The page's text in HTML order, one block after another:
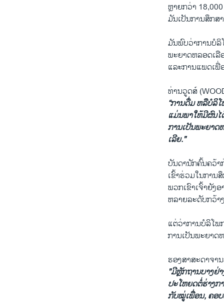
ຫຼາຍກວ່າ
ມັນເປັນການສຶກສ
ມັນພົບວ່າການບໍລິ
ພະຍາດ​ຫລອດ​ເລື
ແລະການແພດ​ເພື່
ທ່ານວູດ​ສ໌
“ການດື່ມ ຫລື​ບໍ​ລິ​
ແມ່ນພາໃຫ້ມີຜົນ
ການເປັນພະຍາດ​
ເລີຍ."
ບັນ​ດານັກຄົ້ນຄວ້າ
ເຂົ້າຮ່ວມໃນການ
ພວກເຂົາເຈົ້າຍັງ
ຫລາຍລະ​ດັບ​ກວ້າ
ແຕ່ວ່າການບໍລິໂພ
ການ​ເປັນພະຍາດ
ຮອງ​ສາ​ສະ​ດາ​ຈາ
"ມີຫຼັກຖານບາງຢ່
ປະໂຫຍດຕໍ່ຮ່າງກ
ກັບໝູ່ເພື່ອນ, ຄອ